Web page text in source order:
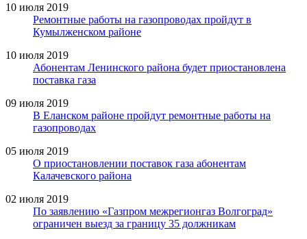
10 июля 2019
Ремонтные работы на газопроводах пройдут в
Кумылженском районе
10 июля 2019
Абонентам Ленинского района будет приостановлена
поставка газа
09 июля 2019
В Еланском районе пройдут ремонтные работы на
газопроводах
05 июля 2019
О приостановлении поставок газа абонентам
Калачевского района
02 июля 2019
По заявлению «Газпром межрегионгаз Волгоград»
ограничен выезд за границу 35 должникам